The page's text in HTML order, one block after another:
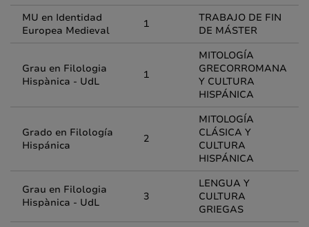
MU en Identidad
Europea Medieval
1
TRABAJO DE FIN
DE MÁSTER
Grau en Filologia
Hispànica - UdL
1
MITOLOGÍA
GRECORROMANA
Y CULTURA
HISPÁNICA
Grado en Filología
Hispánica
2
MITOLOGÍA
CLÁSICA Y
CULTURA
HISPÁNICA
Grau en Filologia
Hispànica - UdL
3
LENGUA Y
CULTURA
GRIEGAS